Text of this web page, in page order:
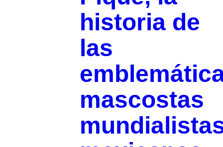
historia de
las
mascostas